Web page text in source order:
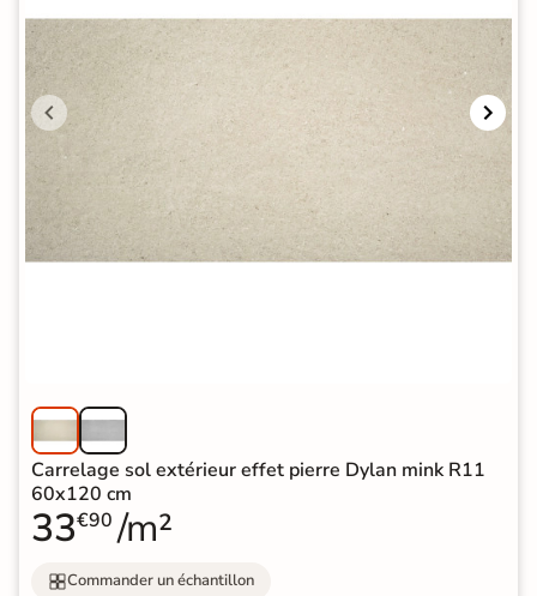
Carrelage sol extérieur effet pierre Dylan mink R11
60x120 cm
33€90 /m²
Commander un échantillon